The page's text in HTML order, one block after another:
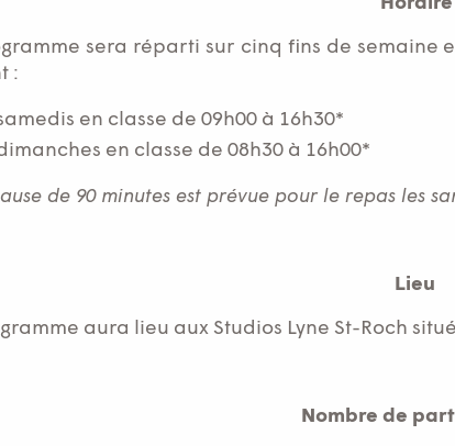
sera réparti sur cinq fins de semaine
:
en classe de 09h00 à 16h30*
en classe de 08h30 à 16h00*
de 90 minutes est prévue pour le repas les
Lieu
aura lieu aux Studios Lyne St-Roch
Nombre de